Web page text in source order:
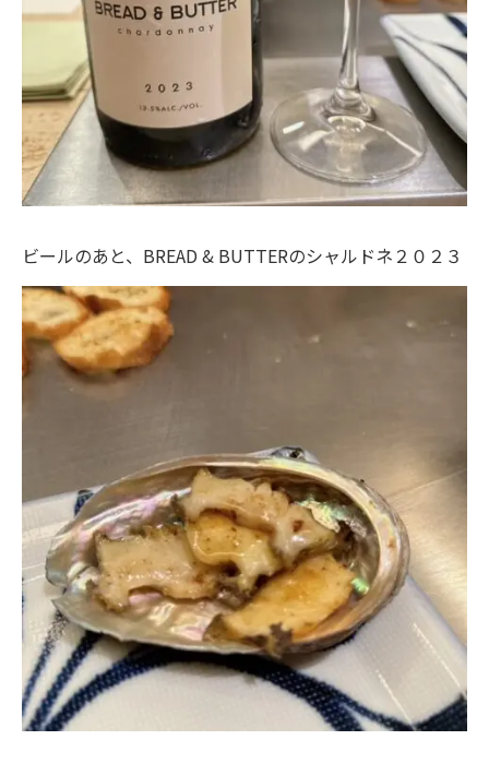
ビールのあと、BREAD & BUTTERのシャルドネ２０２３